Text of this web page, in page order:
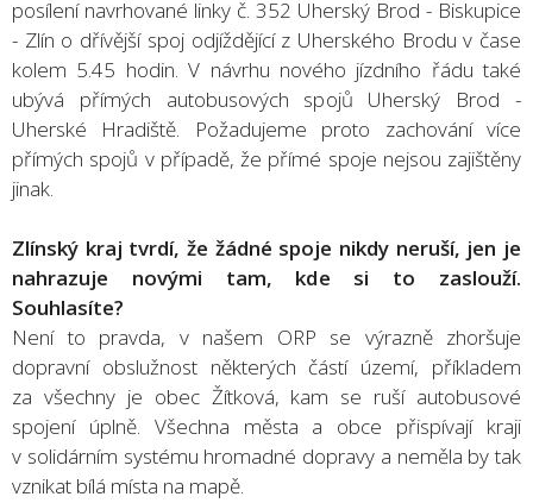
posílení navrhované linky č. 352 Uherský Brod - Biskupice
- Zlín o dřívější spoj odjíždějící z Uherského Brodu v čase
kolem 5.45 hodin. V návrhu nového jízdního řádu také
ubývá přímých autobusových spojů Uherský Brod -
Uherské Hradiště. Požadujeme proto zachování více
přímých spojů v případě, že přímé spoje nejsou zajištěny
jinak.
Zlínský kraj tvrdí, že žádné spoje nikdy neruší, jen je
nahrazuje novými tam, kde si to zaslouží.
Souhlasíte?
Není to pravda, v našem ORP se výrazně zhoršuje
dopravní obslužnost některých částí území, příkladem
za všechny je obec Žítková, kam se ruší autobusové
spojení úplně. Všechna města a obce přispívají kraji
v solidárním systému hromadné dopravy a neměla by tak
vznikat bílá místa na mapě.